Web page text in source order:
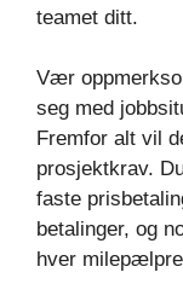
teamet ditt.
Vær
seg med
Fremfor alt vil
prosjektkrav.
faste
betalinger, og
hver